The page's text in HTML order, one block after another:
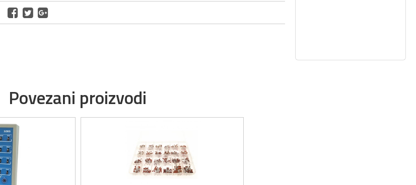
Povezani proizvodi